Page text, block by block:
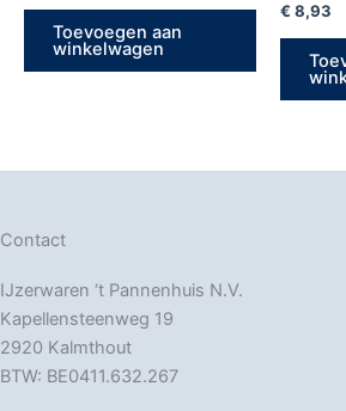
Toevoegen aan
winkelwagen
€ 8,93
Contact
IJzerwaren ‘t Pannenhuis N.V.
Kapellensteenweg 19
2920 Kalmthout
BTW: BE0411.632.267